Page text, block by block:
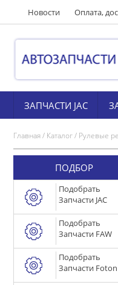
Новости Оплата,
ЗАПЧАСТИ JAC
Главная/ Каталог/ Рулевые
ПОДБОР
Подобрать
Запчасти JAC
Подобрать
Запчасти FAW
Подобрать
Запчасти Foton